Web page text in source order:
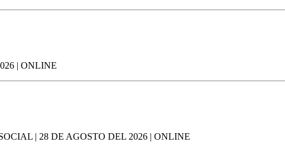
| ONLINE
| 28 DE AGOSTO DEL 2026 | ONLINE